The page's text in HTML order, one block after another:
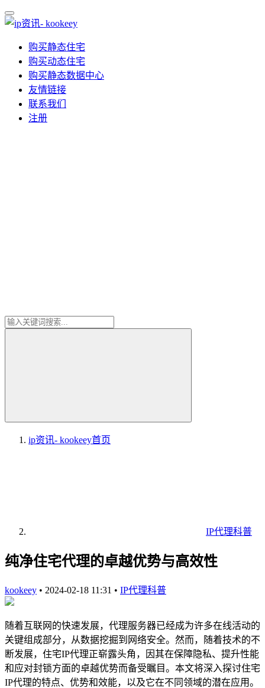
购买静态住宅
购买动态住宅
购买静态数据中心
友情链接
联系我们
注册
ip资讯- kookeey首页
IP代理科普
纯净住宅代理的卓越优势与高效性
kookeey • 2024-02-18 11:31 • IP代理科普
随着互联网的快速发展，代理服务器已经成为许多在线活动的
关键组成部分，从数据挖掘到网络安全。然而，随着技术的不
断发展，住宅IP代理正崭露头角，因其在保障隐私、提升性能
和应对封锁方面的卓越优势而备受瞩目。本文将深入探讨住宅
IP代理的特点、优势和效能，以及它在不同领域的潜在应用。